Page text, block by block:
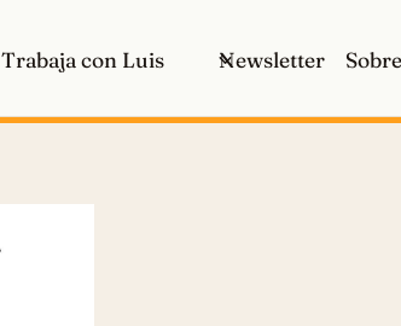
Trabaja con Luis Newsletter